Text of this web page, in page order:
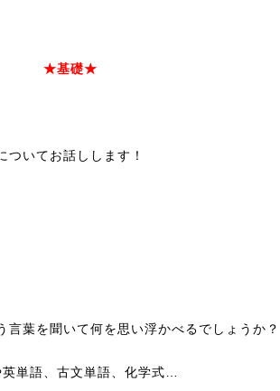
★基礎★
ついてお話しします！
言葉を聞いて何を思い浮かべるでしょうか？
単語、古文単語、化学式…